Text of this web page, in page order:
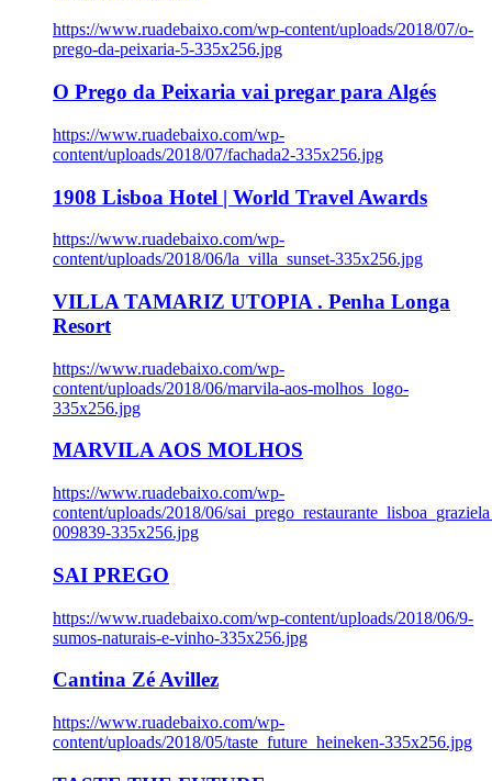
https://www.ruadebaixo.com/wp-content/uploads/2018/07/o-
prego-da-peixaria-5-335x256.jpg
O Prego da Peixaria vai pregar para Algés
https://www.ruadebaixo.com/wp-
content/uploads/2018/07/fachada2-335x256.jpg
1908 Lisboa Hotel | World Travel Awards
https://www.ruadebaixo.com/wp-
content/uploads/2018/06/la_villa_sunset-335x256.jpg
VILLA TAMARIZ UTOPIA . Penha Longa
Resort
https://www.ruadebaixo.com/wp-
content/uploads/2018/06/marvila-aos-molhos_logo-
335x256.jpg
MARVILA AOS MOLHOS
https://www.ruadebaixo.com/wp-
content/uploads/2018/06/
009839-335x256.jpg
SAI PREGO
https://www.ruadebaixo.com/wp-content/uploads/2018/06/9-
sumos-naturais-e-vinho-335x256.jpg
Cantina Zé Avillez
https://www.ruadebaixo.com/wp-
content/uploads/2018/05/taste_future_heineken-335x256.jpg